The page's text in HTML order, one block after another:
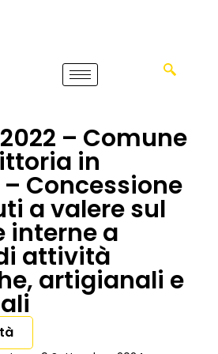
– Comune
in
Concessione
a valere sul
interne a
attività
artigianali e